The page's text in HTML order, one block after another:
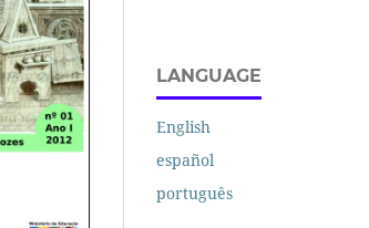
LANGUAGE
English
español
português